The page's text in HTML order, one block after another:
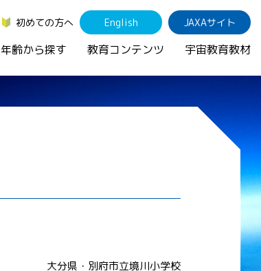
初めての方へ English JAXAサイト
年齢から探す 教育コンテンツ 宇宙教育教材
大分県・別府市立境川小学校